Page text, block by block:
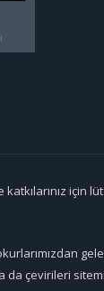
için
da çevirileri